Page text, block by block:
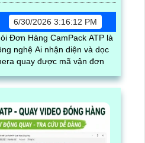
6/30/2026 3:16:12 PM
Đơn Hàng CamPack ATP là
nghệ Ai nhận diện và dọc
quay được mã vận đơn